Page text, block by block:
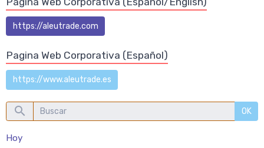
https://aleutrade.com
Pagina Web Corporativa (Español)
https://www.aleutrade.es
OK
Hoy